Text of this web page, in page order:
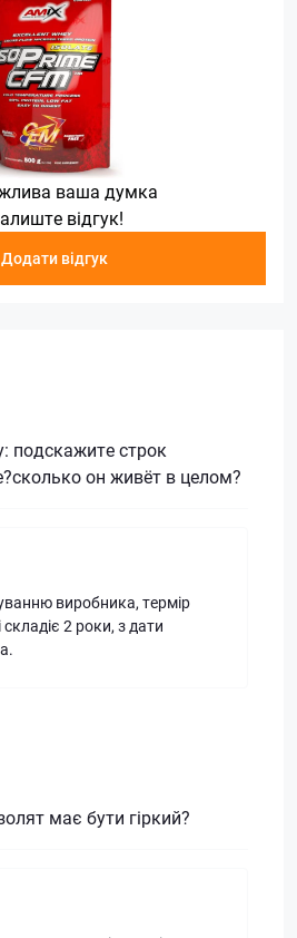
ваша думка
відгук!
відгук
подскажите строк
он живёт в целом?
виробника, термір
складіє 2 роки, з дати
має бути гіркий?